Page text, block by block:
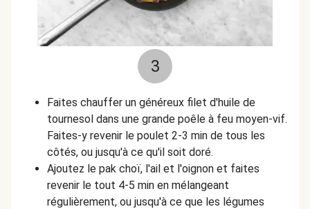
3
Faites chauffer un généreux filet d'huile de
tournesol dans une grande poêle à feu moyen-vif.
Faites-y revenir le poulet 2-3 min de tous les
côtés, ou jusqu'à ce qu'il soit doré.
Ajoutez le pak choï, l'ail et l'oignon et faites
revenir le tout 4-5 min en mélangeant
régulièrement, ou jusqu'à ce que les légumes